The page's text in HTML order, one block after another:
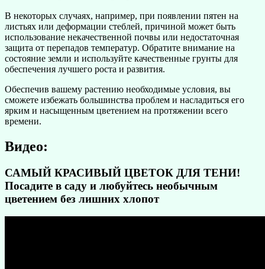
В некоторых случаях, например, при появлении пятен на
листьях или деформации стеблей, причиной может быть
использование некачественной почвы или недостаточная
защита от перепадов температур. Обратите внимание на
состояние земли и используйте качественные грунты для
обеспечения лучшего роста и развития.
Обеспечив вашему растению необходимые условия, вы
сможете избежать большинства проблем и насладиться его
ярким и насыщенным цветением на протяжении всего
времени.
Видео:
САМЫЙ КРАСИВЫЙ ЦВЕТОК ДЛЯ ТЕНИ!
Посадите в саду и любуйтесь необычным
цветением без лишних хлопот